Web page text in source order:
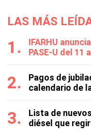
LAS MÁS
IFARHU
PASE-U del 11
Pagos de
calendario de
Lista de
diésel que